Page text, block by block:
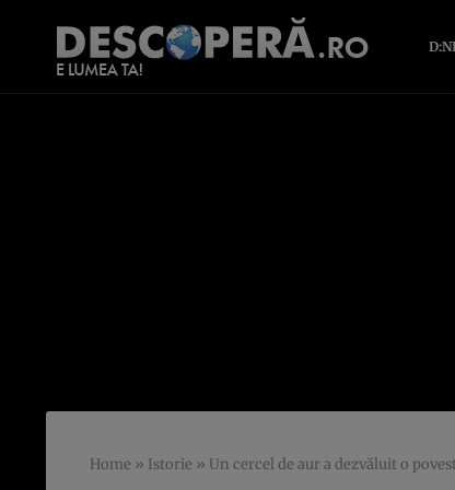
Home » Istorie » Un cercel de aur a dezvăluit o